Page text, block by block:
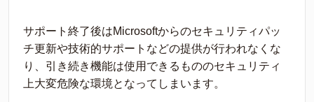
サポート終了後はMicrosoftからのセキュリティパッ
チ更新や技術的サポートなどの提供が行われなくな
り、引き続き機能は使用できるもののセキュリティ
上大変危険な環境となってしまいます。